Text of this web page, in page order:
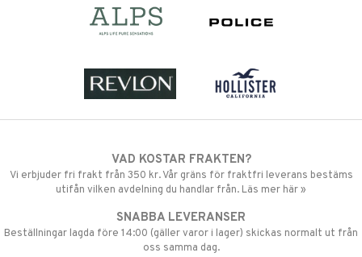
VAD KOSTAR FRAKTEN?
Vi erbjuder fri frakt från 350 kr. Vår gräns för fraktfri leverans bestäms
utifån vilken avdelning du handlar från. Läs mer här »
SNABBA LEVERANSER
Beställningar lagda före 14:00 (gäller varor i lager) skickas normalt ut från
oss samma dag.